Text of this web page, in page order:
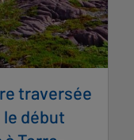
traversée
début